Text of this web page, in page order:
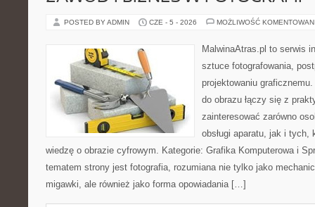
POSTED BY ADMIN CZE - 5 - 2026 MOŻLIWOŚĆ
MalwinaAtras.pl to serwis
sztuce fotografowania,
projektowaniu
do obrazu łączy się z
zainteresować zarówno
obsługi aparatu, jak i
wiedzę o obrazie cyfrowym. Kategorie: Grafika Komputerowa i
tematem strony jest fotografia, rozumiana nie tylko jako
migawki, ale również jako forma opowiadania […]